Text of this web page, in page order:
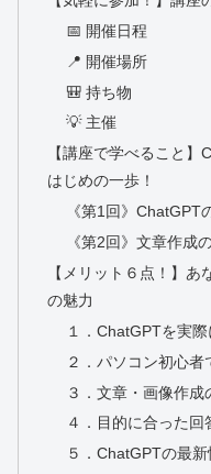
📅 開催日程
📍 開催場所
🎒 持ち物
💡 主催
【講座で学べること
はじめの一歩！
《第1回》
《第2回》文章作成
【メリット６点！】
の魅力
１．ChatGPTを実際
２．パソコン初心者
３．文章・画像作成
４．目的に合った回
５．ChatGPTの最